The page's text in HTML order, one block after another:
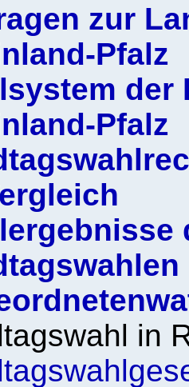
zur
Pfalz
der
Pfalz
in